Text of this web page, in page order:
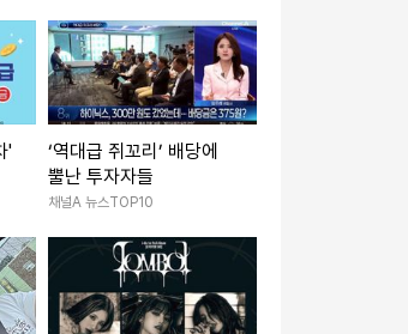
'
‘역대급 쥐꼬리’ 배당에
뿔난 투자자들
채널A 뉴스TOP10